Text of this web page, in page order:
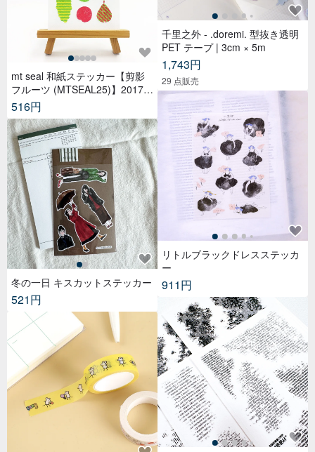
mt seal 和紙ステッカー【剪影
フルーツ (MTSEAL25)】2017A
W
516円
冬の一日 キスカットステッカー
521円
千里之外 - .doremi. 型抜き透明
PET テープ | 3cm × 5m
1,743円
29 点販売
リトルブラックドレスステッカ
ー
911円